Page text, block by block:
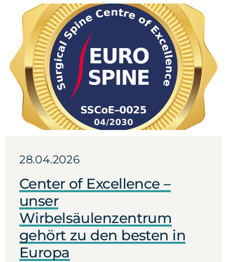
28.04.2026
Center of Excellence –
unser
Wirbelsäulenzentrum
gehört zu den besten in
Europa